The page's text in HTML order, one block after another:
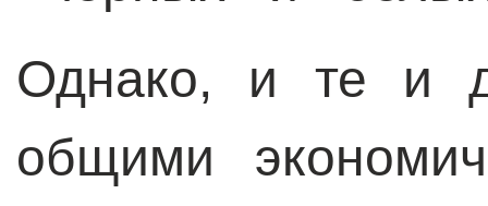
Однако, и те и
общими